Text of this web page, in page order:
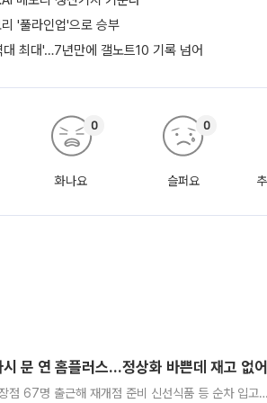
'풀라인업'으로 승부
최대'…7년만에 갤노트10 기록 넘어
화나요
0
슬퍼요
0
문 연 홈플러스…정상화 바쁜데 재고 없
점 67명 출근해 재개점 준비 신선식품 등 순차 입